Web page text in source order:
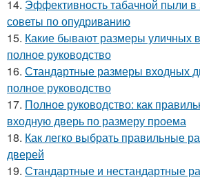
14. Эффективность табачной пыли в
советы по опудриванию
15. Какие бывают размеры уличных
полное руководство
16. Стандартные размеры входных
полное руководство
17. Полное руководство: как
входную дверь по размеру проема
18. Как легко выбрать правильные
дверей
19. Стандартные и нестандартные